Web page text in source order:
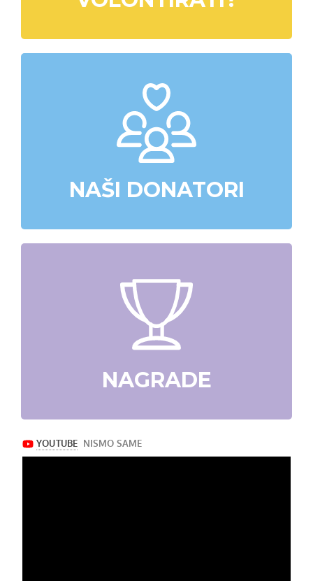
NAŠI DONATORI
NAGRADE